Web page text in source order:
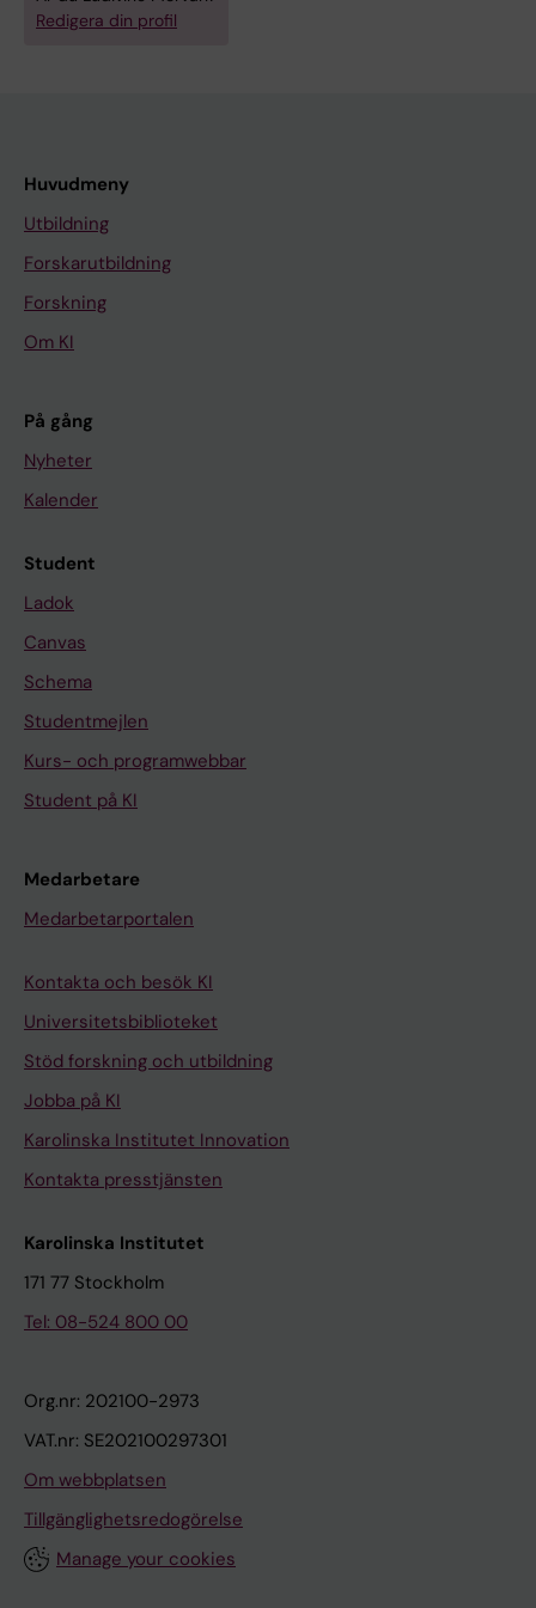
Redigera din profil
Huvudmeny
Utbildning
Forskarutbildning
Forskning
Om KI
På gång
Nyheter
Kalender
Student
Ladok
Canvas
Schema
Studentmejlen
Kurs- och programwebbar
Student på KI
Medarbetare
Medarbetarportalen
Kontakta och besök KI
Universitetsbiblioteket
Stöd forskning och utbildning
Jobba på KI
Karolinska Institutet Innovation
Kontakta presstjänsten
Karolinska Institutet
171 77 Stockholm
Tel: 08-524 800 00
Org.nr: 202100-2973
VAT.nr: SE202100297301
Om webbplatsen
Tillgänglighetsredogörelse
Manage your cookies